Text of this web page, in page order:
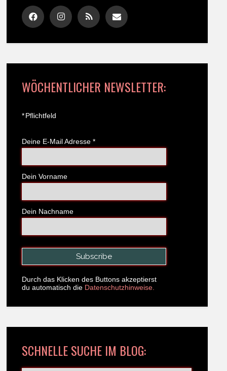
WÖCHENTLICHER NEWSLETTER:
*Pflichtfeld
Deine E-Mail Adresse *
Dein Vorname
Dein Nachname
Durch das Klicken des Buttons akzeptierst
du automatisch die Datenschutzhinweise.
SCHNELLE SUCHE IM BLOG: